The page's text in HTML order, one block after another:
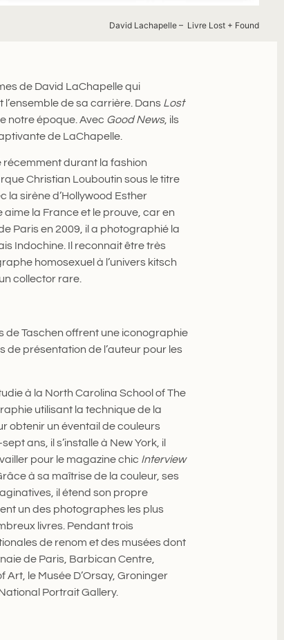
David Lachapelle – Livre Lost + Found
de David LaChapelle qui
de sa carrière. Dans Lost
notre époque. Avec Good News, ils
de LaChapelle.
récemment durant la fashion
Christian Louboutin sous le titre
la sirène d’Hollywood Esther
aime la France et le prouve, car en
Paris en 2009, il a photographié la
Indochine. Il reconnait être très
homosexuel à l’univers kitsch
collector rare.
de Taschen offrent une iconographie
de présentation de l’auteur pour les
à la North Carolina School of The
utilisant la technique de la
obtenir un éventail de couleurs
ans, il s’installe à New York, il
pour le magazine chic Interview
à sa maîtrise de la couleur, ses
il étend son propre
un des photographes les plus
livres. Pendant trois
de renom et des musées dont
de Paris, Barbican Centre,
Art, le Musée D’Orsay, Groninger
Portrait Gallery.